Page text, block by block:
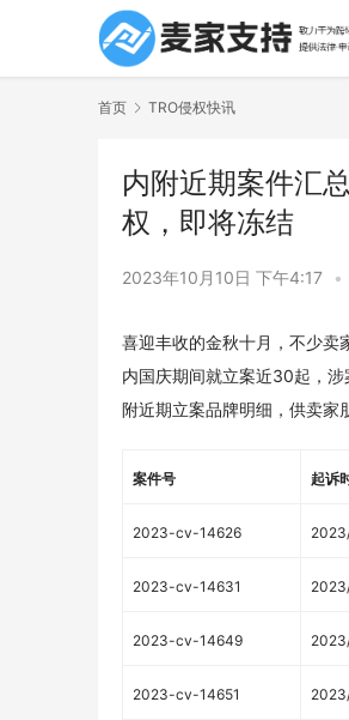
首页 TRO侵权快讯
内附近期案件汇
权，即将冻结
2023年10月10日 下午4:17 •
喜迎丰收的金秋十月，不少卖
内国庆期间就立案近30起，
附近期立案品牌明细，供卖家
案件号 起诉
2023-cv-14626
2023-cv-14631
2023-cv-14649
2023-cv-14651